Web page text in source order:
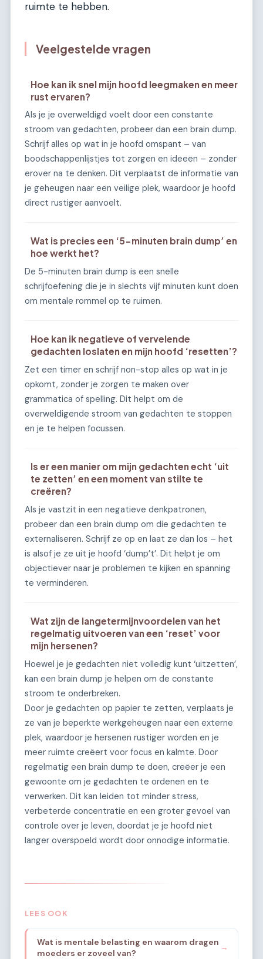
ruimte te hebben.
Veelgestelde vragen
Hoe kan ik snel mijn hoofd leegmaken en meer
rust ervaren?
Als je je overweldigd voelt door een constante
stroom van gedachten, probeer dan een brain dump.
Schrijf alles op wat in je hoofd omspant – van
boodschappenlijstjes tot zorgen en ideeën – zonder
erover na te denken. Dit verplaatst de informatie van
je geheugen naar een veilige plek, waardoor je hoofd
direct rustiger aanvoelt.
Wat is precies een ‘5-minuten brain dump’ en
hoe werkt het?
De 5-minuten brain dump is een snelle
schrijfoefening die je in slechts vijf minuten kunt doen
om mentale rommel op te ruimen.
Hoe kan ik negatieve of vervelende
gedachten loslaten en mijn hoofd ‘resetten’?
Zet een timer en schrijf non-stop alles op wat in je
opkomt, zonder je zorgen te maken over
grammatica of spelling. Dit helpt om de
overweldigende stroom van gedachten te stoppen
en je te helpen focussen.
Is er een manier om mijn gedachten echt ‘uit
te zetten’ en een moment van stilte te
creëren?
Als je vastzit in een negatieve denkpatronen,
probeer dan een brain dump om die gedachten te
externaliseren. Schrijf ze op en laat ze dan los – het
is alsof je ze uit je hoofd ‘dump’t’. Dit helpt je om
objectiever naar je problemen te kijken en spanning
te verminderen.
Wat zijn de langetermijnvoordelen van het
regelmatig uitvoeren van een ‘reset’ voor
mijn hersenen?
Hoewel je je gedachten niet volledig kunt ‘uitzetten’,
kan een brain dump je helpen om de constante
stroom te onderbreken.
Door je gedachten op papier te zetten, verplaats je
ze van je beperkte werkgeheugen naar een externe
plek, waardoor je hersenen rustiger worden en je
meer ruimte creëert voor focus en kalmte. Door
regelmatig een brain dump te doen, creëer je een
gewoonte om je gedachten te ordenen en te
verwerken. Dit kan leiden tot minder stress,
verbeterde concentratie en een groter gevoel van
controle over je leven, doordat je je hoofd niet
langer overspoeld wordt door onnodige informatie.
LEES OOK
Wat is mentale belasting en waarom dragen
moeders er zoveel van?
→